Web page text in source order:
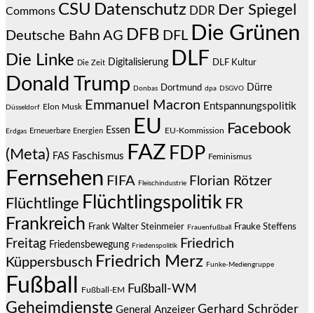
Commons CSU Datenschutz DDR Der Spiegel
Deutsche Bahn AG DFB DFL Die Grünen
Die Linke Die Zeit Digitalisierung DLF DLF Kultur
Donald Trump Donbas Dortmund dpa DSGVO Dürre
Düsseldorf Elon Musk Emmanuel Macron Entspannungspolitik
Erdgas Erneuerbare Energien Essen EU EU-Kommission
Facebook
(Meta) FAS Faschismus FAZ FDP Feminismus
Fernsehen FIFA Fleischindustrie Florian Rötzer
Flüchtlinge Flüchtlingspolitik FR
Frankreich Frank Walter Steinmeier Frauenfußball Frauke Steffens
Freitag Friedensbewegung Friedenspolitik
Friedrich
Küppersbusch Friedrich Merz Funke-Mediengruppe
Fußball Fußball-EM Fußball-WM
Geheimdienste General Anzeiger Gerhard Schröder